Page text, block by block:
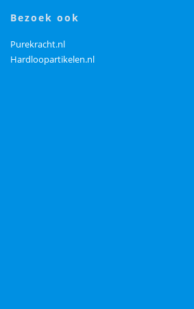
bezoek ook
Purekracht.nl
Hardloopartikelen.nl